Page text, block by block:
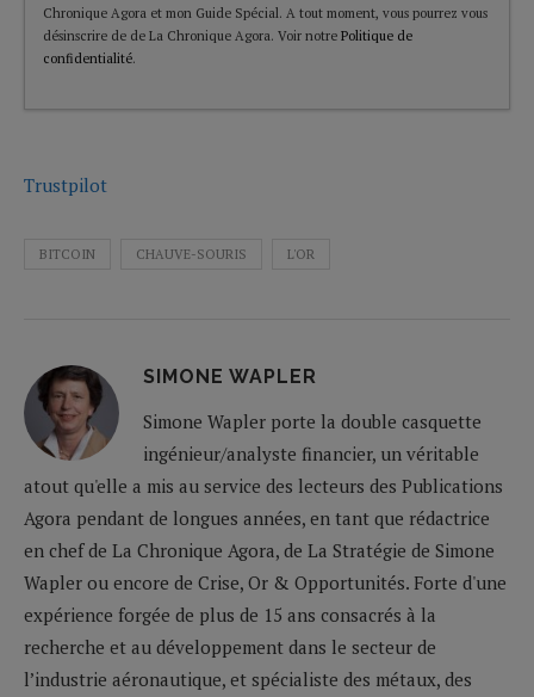
Chronique Agora et mon Guide Spécial. A tout moment, vous pourrez vous
désinscrire de de La Chronique Agora. Voir notre Politique de
confidentialité.
Trustpilot
BITCOIN CHAUVE-SOURIS L'OR
SIMONE WAPLER
Simone Wapler porte la double casquette
ingénieur/analyste financier, un véritable
atout qu'elle a mis au service des lecteurs des Publications
Agora pendant de longues années, en tant que rédactrice
en chef de La Chronique Agora, de La Stratégie de Simone
Wapler ou encore de Crise, Or & Opportunités. Forte d'une
expérience forgée de plus de 15 ans consacrés à la
recherche et au développement dans le secteur de
l’industrie aéronautique, et spécialiste des métaux, des